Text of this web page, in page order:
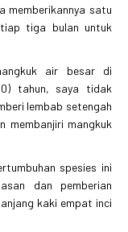
memberikannya satu
tiga bulan untuk
air besar di
tahun, saya tidak
lembab setengah
membanjiri mangkuk
spesies ini
dan pemberian
kaki empat inci